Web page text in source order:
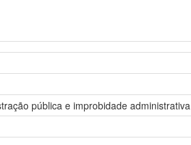
pública e improbidade administrativa